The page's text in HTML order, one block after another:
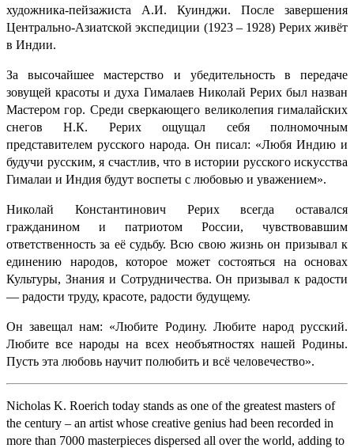
художника-пейзажиста А.И. Куинджи. После завершения
Центрально-Азиатской экспедиции (1923 – 1928) Рерих живёт
в Индии.
За высочайшее мастерство и убедительность в передаче
зовущей красоты и духа Гималаев Николай Рерих был назван
Мастером гор. Среди сверкающего великолепия гималайских
снегов Н.К. Рерих ощущал себя полномочным
представителем русского народа. Он писал: «Любя Индию и
будучи русским, я счастлив, что в истории русского искусства
Гималаи и Индия будут воспеты с любовью и уважением».
Николай Константинович Рерих всегда оставался
гражданином и патриотом России, чувствовавшим
ответственность за её судьбу. Всю свою жизнь он призывал к
единению народов, которое может состояться на основах
Культуры, Знания и Сотрудничества. Он призывал к радости
— радости труду, красоте, радости будущему.
Он завещал нам: «Любите Родину. Любите народ русский.
Любите все народы на всех необъятностях нашей Родины.
Пусть эта любовь научит полюбить и всё человечество».
Nicholas K. Roerich today stands as one of the greatest masters of
the century – an artist whose creative genius had been recorded in
more than 7000 masterpieces dispersed all over the world, adding to